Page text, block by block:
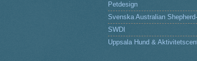
Petdesign
Svenska Australian
SWDI
Uppsala Hund &